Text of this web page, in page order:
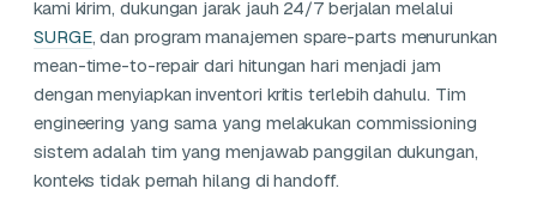
kami kirim, dukungan jarak jauh 24/7 berjalan melalui
SURGE, dan program manajemen spare-parts menurunkan
mean-time-to-repair dari hitungan hari menjadi jam
dengan menyiapkan inventori kritis terlebih dahulu. Tim
engineering yang sama yang melakukan commissioning
sistem adalah tim yang menjawab panggilan dukungan,
konteks tidak pernah hilang di handoff.